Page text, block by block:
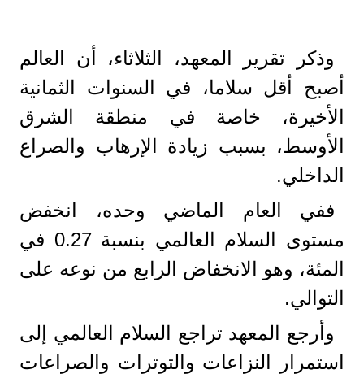
وذكر تقرير المعهد، الثلاثاء، أن العالم
أصبح أقل سلاما، في السنوات الثمانية
الأخيرة، خاصة في منطقة الشرق
الأوسط، بسبب زيادة الإرهاب والصراع
الداخلي.
ففي العام الماضي وحده، انخفض
مستوى السلام العالمي بنسبة 0.27 في
المئة، وهو الانخفاض الرابع من نوعه على
التوالي.
وأرجع المعهد تراجع السلام العالمي إلى
استمرار النزاعات والتوترات والصراعات